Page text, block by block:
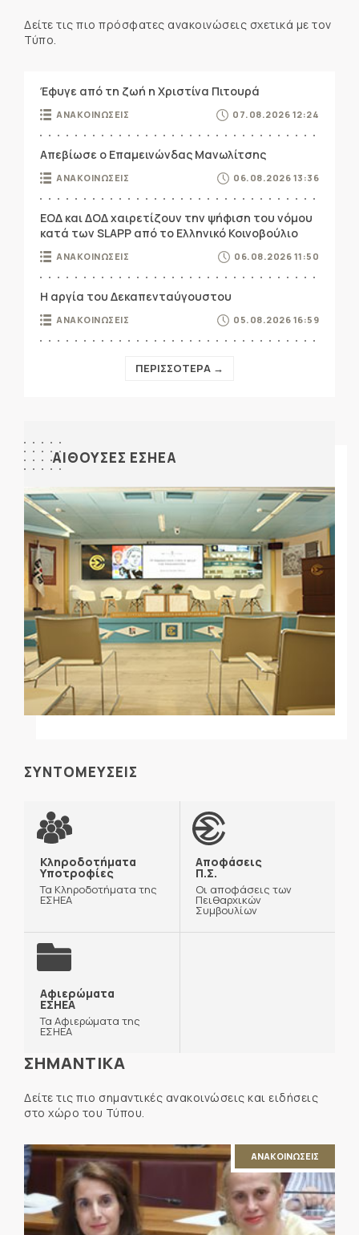
Δείτε τις πιο πρόσφατες ανακοινώσεις σχετικά με τον
Τύπο.
Έφυγε από τη ζωή η Χριστίνα Πιτουρά
ΑΝΑΚΟΙΝΩΣΕΙΣ 07.08.2026 12:24
Απεβίωσε ο Επαμεινώνδας Μανωλίτσης
ΑΝΑΚΟΙΝΩΣΕΙΣ 06.08.2026 13:36
ΕΟΔ και ΔΟΔ χαιρετίζουν την ψήφιση του νόμου
κατά των SLAPP από το Ελληνικό Κοινοβούλιο
ΑΝΑΚΟΙΝΩΣΕΙΣ 06.08.2026 11:50
Η αργία του Δεκαπενταύγουστου
ΑΝΑΚΟΙΝΩΣΕΙΣ 05.08.2026 16:59
ΠΕΡΙΣΣΟΤΕΡΑ →
ΑΙΘΟΥΣΕΣ ΕΣΗΕΑ
ΣΥΝΤΟΜΕΥΣΕΙΣ
Κληροδοτήματα
Υποτροφίες
Τα Κληροδοτήματα της
ΕΣΗΕΑ
Αποφάσεις
Π.Σ.
Οι αποφάσεις των
Πειθαρχικών
Συμβουλίων
Αφιερώματα
ΕΣΗΕΑ
Τα Αφιερώματα της
ΕΣΗΕΑ
ΣΗΜΑΝΤΙΚΑ
Δείτε τις πιο σημαντικές ανακοινώσεις και ειδήσεις
στο χώρο του Τύπου.
ΑΝΑΚΟΙΝΩΣΕΙΣ